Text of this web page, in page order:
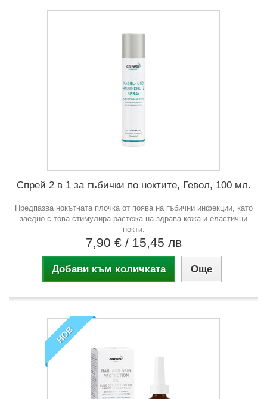
Спрей 2 в 1 за гъбички по ноктите, Гевол, 100 мл.
Предпазва нокътната плочка от поява на гъбични инфекции, като
заедно с това стимулира растежа на здрава кожа и еластични
нокти.
7,90 € / 15,45 лв
Добави към количката Още
НОВ